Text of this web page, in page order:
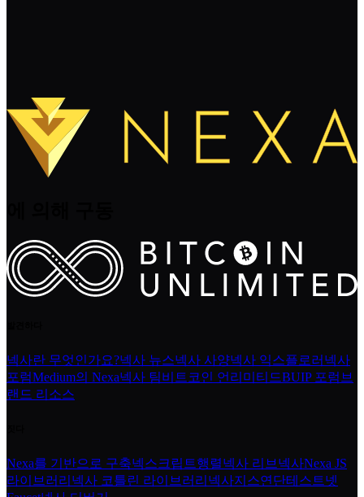
넥사란 무엇인가요?넥사 뉴스넥사 사양넥사 익스플로러 넥사
포럼Medium의 Nexa넥사 팀비트코인 언리미티드BUIP 포럼 브
랜드 리소스
Nexa를 기반으로 구축넥스크립트행렬넥사 리브넥사Nexa JS
라이브러리 넥사 코틀린 라이브러리 넥사지스연단테스트넷